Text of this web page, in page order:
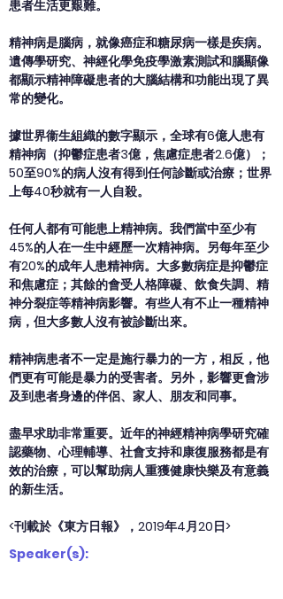
患者生活更艱難。
精神病是腦病，就像癌症和糖尿病一樣是疾病。
遺傳學研究、神經化學免疫學激素測試和腦顯像
都顯示精神障礙患者的大腦結構和功能出現了異
常的變化。
據世界衞生組織的數字顯示，全球有6億人患有
精神病（抑鬱症患者3億，焦慮症患者2.6億）；
50至90%的病人沒有得到任何診斷或治療；世界
上每40秒就有一人自殺。
任何人都有可能患上精神病。我們當中至少有
45%的人在一生中經歷一次精神病。另每年至少
有20%的成年人患精神病。大多數病症是抑鬱症
和焦慮症；其餘的會受人格障礙、飲食失調、精
神分裂症等精神病影響。有些人有不止一種精神
病，但大多數人沒有被診斷出來。
精神病患者不一定是施行暴力的一方，相反，他
們更有可能是暴力的受害者。另外，影響更會涉
及到患者身邊的伴侶、家人、朋友和同事。
盡早求助非常重要。近年的神經精神病學研究確
認藥物、心理輔導、社會支持和康復服務都是有
效的治療，可以幫助病人重獲健康快樂及有意義
的新生活。
<刊載於《東方日報》，2019年4月20日>
Speaker(s):